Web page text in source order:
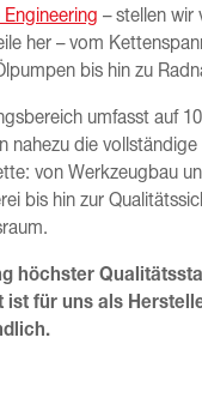
– stellen wir
her – vom
bis hin zu
umfasst auf
nahezu die vollständige
von Werkzeugbau
bis hin zur
höchster
ist für uns als